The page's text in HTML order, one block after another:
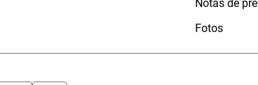
Notas de
Fotos